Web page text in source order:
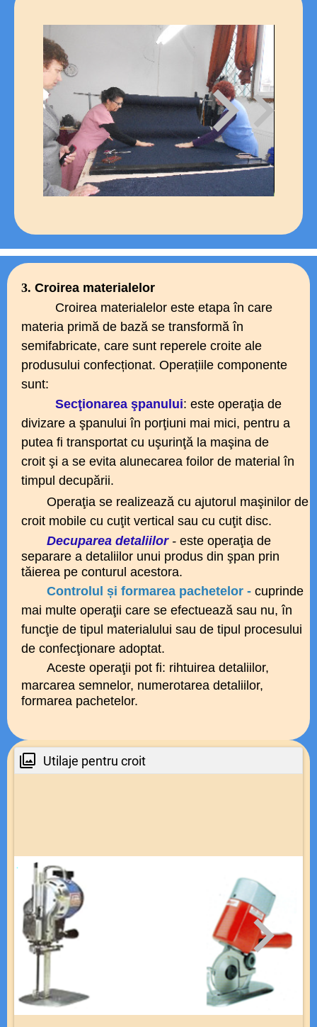
3. Croirea materialelor
Croirea materialelor este etapa în care
materia primă de bază se transformă în
semifabricate, care sunt reperele croite ale
produsului confecționat. Operațiile componente
sunt:
Secţionarea şpanului: este operaţia de
divizare a şpanului în porţiuni mai mici, pentru a
putea fi transportat cu uşurinţă la maşina de
croit şi a se evita alunecarea foilor de material în
timpul decupării.
Operaţia se realizează cu ajutorul maşinilor de
croit mobile cu cuţit vertical sau cu cuţit disc.
Decuparea detaliilor- este operaţia de
separare a detaliilor unui produs din şpan prin
tăierea pe conturul acestora.
Controlul și formarea pachetelor - cuprinde
mai multe operaţii care se efectuează sau nu, în
funcţie de tipul materialului sau de tipul procesului
de confecţionare adoptat.
Aceste operaţii pot fi: rihtuirea detaliilor,
marcarea semnelor, numerotarea detaliilor,
formarea pachetelor.
Utilaje pentru croit